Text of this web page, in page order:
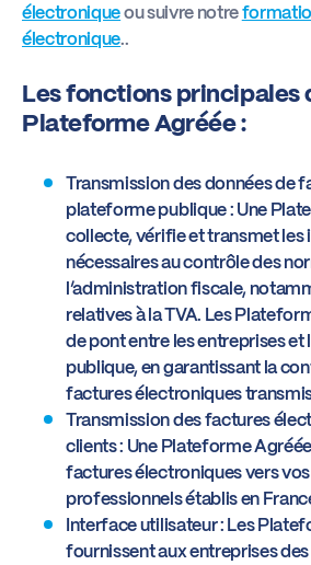
électroniqueou suivre notre
électronique..
Les fonctions principales
Plateforme Agréée :
Transmission des données de
plateforme publique : Une
collecte, vérifie et transmet
nécessaires au contrôle des
l’administration fiscale,
relatives à la TVA. Les
de pont entre les entreprises
publique, en garantissant la
factures électroniques
Transmission des factures
clients : Une Plateforme
factures électroniques vers
professionnels établis en
Interface utilisateur : Les
fournissent aux entreprises